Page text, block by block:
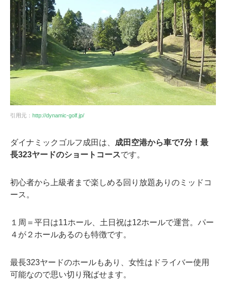
引用元： http://dynamic-golf.jp/
ダイナミックゴルフ成田は、 成田空港から車で7分！最
長323ヤードのショートコースです。
初心者から上級者まで楽しめる回り放題ありのミッドコ
ース。
１周＝平日は11ホール、土日祝は12ホールで運営。パー
４が２ホールあるのも特徴です。
最長323ヤードのホールもあり、女性はドライバー使用
可能なので思い切り飛ばせます。